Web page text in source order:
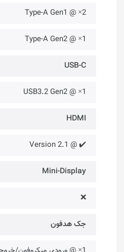
2× @ Type-A Gen1
1× @ Type-A Gen2
USB-C
1× @ USB3.2 Gen2
HDMI
✔️ @ Version 2.1
Mini-Display
❌
جک هدفون